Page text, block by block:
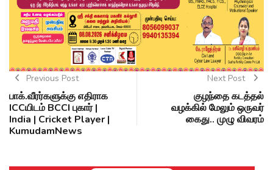
Previous Post
பாக்.வீரர்களுக்கு எதிராக
ICCயிடம் BCCI புகார் |
India | Cricket Player |
KumudamNews
Next Post
குழந்தை கடத்தல்
வழக்கில் மேலும் ஒருவர்
கைது.. முழு விவரம்